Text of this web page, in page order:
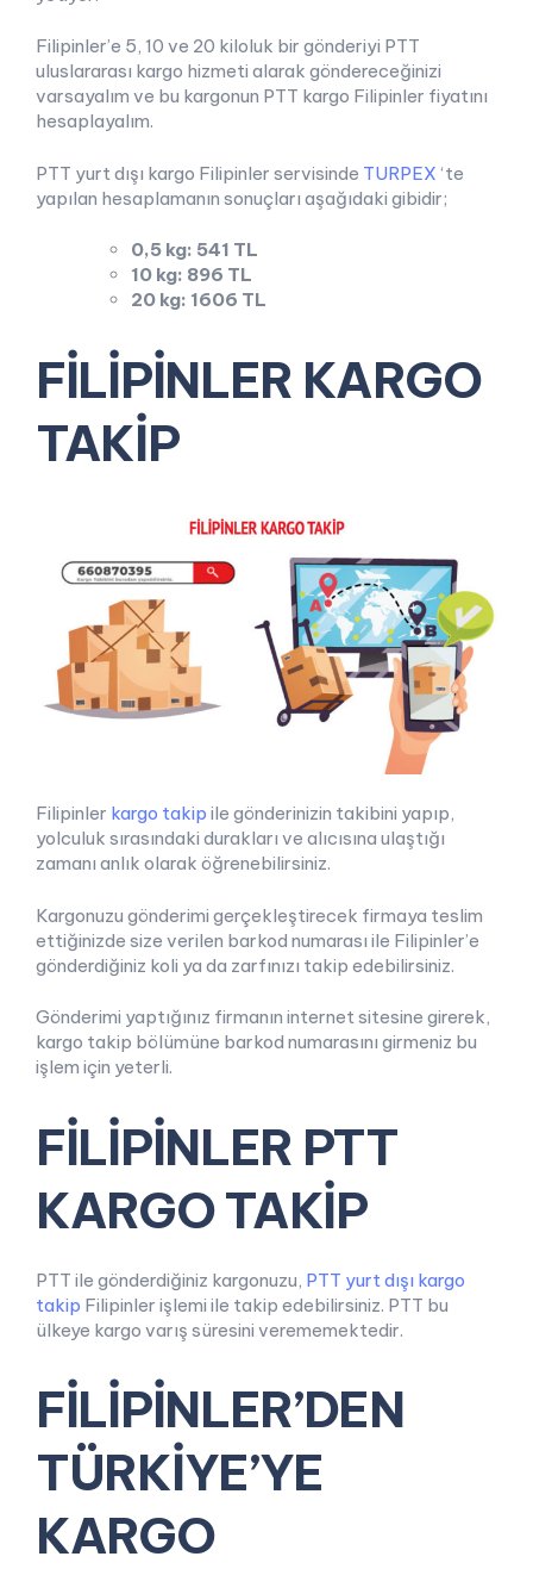
Filipinler’e 5, 10 ve 20 kiloluk bir gönderiyi PTT
uluslararası kargo hizmeti alarak göndereceğinizi
varsayalım ve bu kargonun PTT kargo Filipinler fiyatını
hesaplayalım.
PTT yurt dışı kargo Filipinler servisinde TURPEX ‘te
yapılan hesaplamanın sonuçları aşağıdaki gibidir;
0,5 kg: 541 TL
10 kg: 896 TL
20 kg: 1606 TL
FİLİPİNLER KARGO
TAKİP
Filipinler kargo takip ile gönderinizin takibini yapıp,
yolculuk sırasındaki durakları ve alıcısına ulaştığı
zamanı anlık olarak öğrenebilirsiniz.
Kargonuzu gönderimi gerçekleştirecek firmaya teslim
ettiğinizde size verilen barkod numarası ile Filipinler’e
gönderdiğiniz koli ya da zarfınızı takip edebilirsiniz.
Gönderimi yaptığınız firmanın internet sitesine girerek,
kargo takip bölümüne barkod numarasını girmeniz bu
işlem için yeterli.
FİLİPİNLER PTT
KARGO TAKİP
PTT ile gönderdiğiniz kargonuzu, PTT yurt dışı kargo
takip Filipinler işlemi ile takip edebilirsiniz. PTT bu
ülkeye kargo varış süresini verememektedir.
FİLİPİNLER’DEN
TÜRKİYE’YE
KARGO